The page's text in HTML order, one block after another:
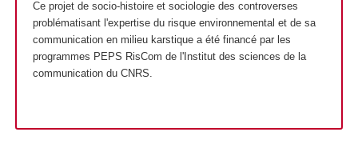
Ce projet de socio-histoire et sociologie des controverses
problématisant l'expertise du risque environnemental et de sa
communication en milieu karstique a été financé par les
programmes PEPS RisCom de l'Institut des sciences de la
communication du CNRS.